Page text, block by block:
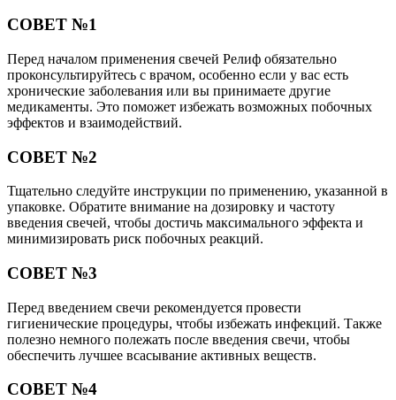
СОВЕТ №1
Перед началом применения свечей Релиф обязательно
проконсультируйтесь с врачом, особенно если у вас есть
хронические заболевания или вы принимаете другие
медикаменты. Это поможет избежать возможных побочных
эффектов и взаимодействий.
СОВЕТ №2
Тщательно следуйте инструкции по применению, указанной в
упаковке. Обратите внимание на дозировку и частоту
введения свечей, чтобы достичь максимального эффекта и
минимизировать риск побочных реакций.
СОВЕТ №3
Перед введением свечи рекомендуется провести
гигиенические процедуры, чтобы избежать инфекций. Также
полезно немного полежать после введения свечи, чтобы
обеспечить лучшее всасывание активных веществ.
СОВЕТ №4